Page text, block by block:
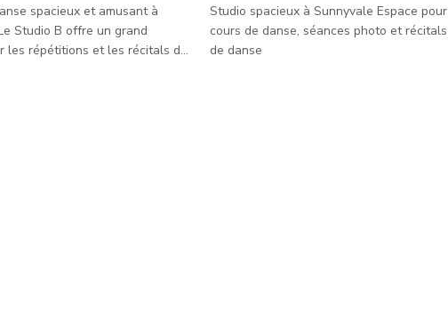
spacieux et amusant à
Studio B offre un grand
les répétitions et les récitals de
Studio spacieux à Sunnyvale Espace pour
cours de danse, séances photo et récitals
de danse